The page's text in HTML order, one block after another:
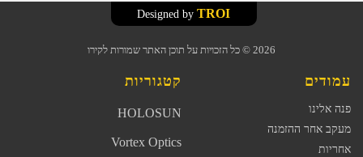
2026 © כל הזכויות על תוכן האתר שמורות לקירו
TROI
עמודים
פנה אלינו
מעקב אחר ההזמנה
אחריות
קטגוריות
HOLOSUN
Vortex Optics